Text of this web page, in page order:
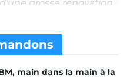
d’une grosse rénovation
repris les sols du
de haut
cette fois pour y voir
main dans la main à la